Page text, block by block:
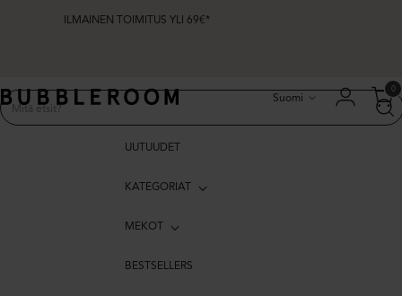
ILMAINEN TOIMITUS YLI 69€*
Suomi
0
UUTUUDET
KATEGORIAT
MEKOT
BESTSELLERS